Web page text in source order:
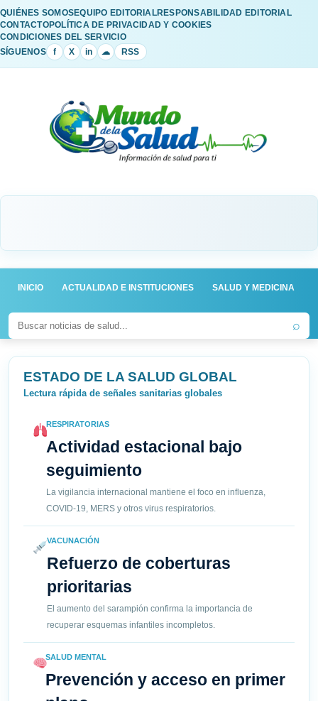
QUIÉNES SOMOSEQUIPO EDITORIALRESPONSABILIDAD EDITORIAL
CONTACTOPOLÍTICA DE PRIVACIDAD Y COOKIES
CONDICIONES DEL SERVICIO
SÍGUENOS
f X in ☁ RSS
INICIO ACTUALIDAD E INSTITUCIONES SALUD Y MEDICINA
⌕
ESTADO DE LA SALUD GLOBAL
Lectura rápida de señales sanitarias globales
RESPIRATORIAS
Actividad estacional bajo
seguimiento
La vigilancia internacional mantiene el foco en influenza,
COVID-19, MERS y otros virus respiratorios.
VACUNACIÓN
Refuerzo de coberturas
prioritarias
El aumento del sarampión confirma la importancia de
recuperar esquemas infantiles incompletos.
SALUD MENTAL
Prevención y acceso en primer